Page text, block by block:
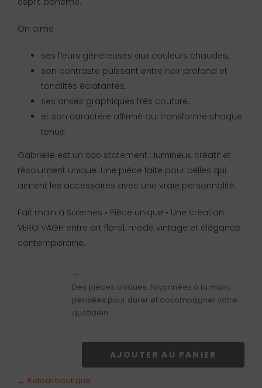
On aime :
ses fleurs généreuses aux couleurs chaudes,
son contraste puissant entre noir profond et
tonalités éclatantes,
ses anses graphiques très couture,
et son caractère affirmé qui transforme chaque
tenue.
Gabrielle est un sac statement : lumineux, créatif et
résolument unique. Une pièce faite pour celles qui
aiment les accessoires avec une vraie personnalité.
Fait main à Salernes • Pièce unique • Une création
VERO VAGH entre art floral, mode vintage et élégance
contemporaine.
—
Des pièces uniques, façonnées à la main,
pensées pour durer et accompagner votre
quotidien.
de
AJOUTER AU PANIER
← Retour boutique